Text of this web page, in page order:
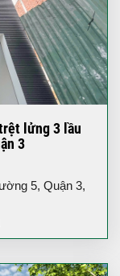
lửng 3 lầu
3
5, Quận 3,